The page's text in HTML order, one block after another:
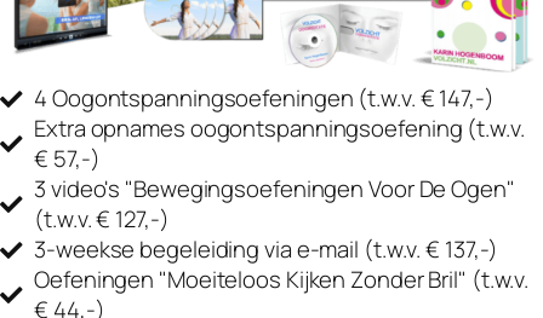
4 Oogontspanningsoefeningen (t.w.v. € 147,-)
Extra opnames oogontspanningsoefening (t.w.v.
€ 57,-)
3 video's "Bewegingsoefeningen Voor De Ogen"
(t.w.v. € 127,-)
3-weekse begeleiding via e-mail (t.w.v. € 137,-)
Oefeningen "Moeiteloos Kijken Zonder Bril" (t.w.v.
€ 44,-)